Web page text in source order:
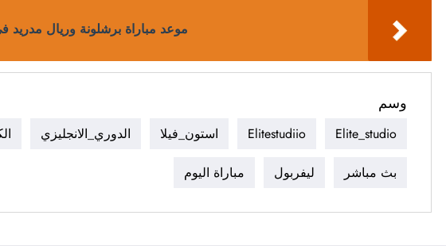
موعد مباراة برشلونة وريال مدريد في الكلاسيكو
وسم
Elite_studio
Elitestudiio استون_فيلا الدوري_الانجليزي
بث مباشر ليفربول مباراة اليوم